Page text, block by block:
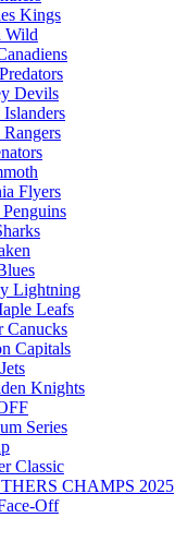
Kings
Wild
Devils
Flyers
Lightning
Leafs
Canucks
Capitals
Knights
Series
Classic
CHAMPS 2025
Off